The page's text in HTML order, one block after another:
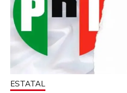
ESTATAL